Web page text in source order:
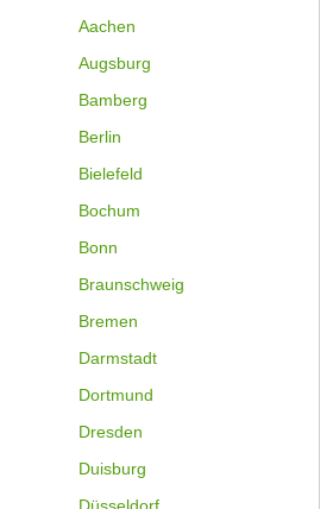
Aachen
Augsburg
Bamberg
Berlin
Bielefeld
Bochum
Bonn
Braunschweig
Bremen
Darmstadt
Dortmund
Dresden
Duisburg
Düsseldorf